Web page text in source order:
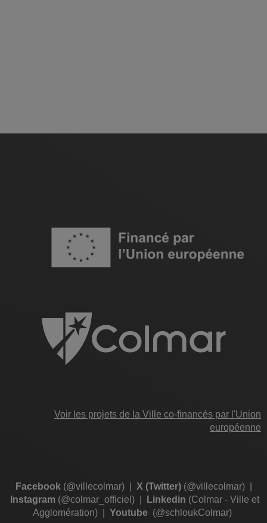
Image
Voir les projets de la Ville co-financés par l'Union
européenne
Facebook(@villecolmar)| X (Twitter)(@villecolmar)|
Instagram (@colmar_officiel) Linkedin (Colmar - Ville et
Agglomération)
Youtube (@schloukColmar)